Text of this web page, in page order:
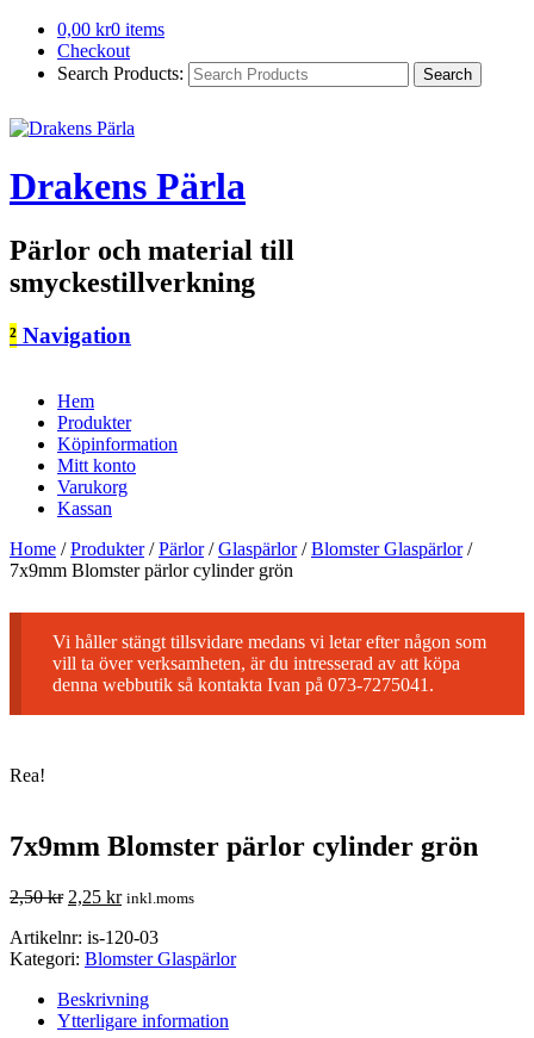
0,00 kr0 items
Checkout
Search Products:
Drakens Pärla
Pärlor och material till
smyckestillverkning
² Navigation
Hem
Produkter
Köpinformation
Mitt konto
Varukorg
Kassan
Home / Produkter / Pärlor / Glaspärlor / Blomster Glaspärlor /
7x9mm Blomster pärlor cylinder grön
Vi håller stängt tillsvidare medans vi letar efter någon som
vill ta över verksamheten, är du intresserad av att köpa
denna webbutik så kontakta Ivan på 073-7275041.
Rea!
7x9mm Blomster pärlor cylinder grön
2,50kr 2,25 kr inkl.moms
Artikelnr: is-120-03
Kategori: Blomster Glaspärlor
Beskrivning
Ytterligare information